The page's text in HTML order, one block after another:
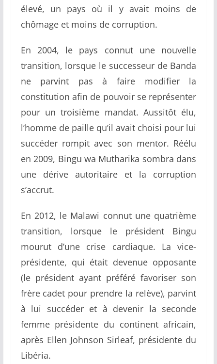
élevé, un pays où il y avait moins de
chômage et moins de corruption.
En 2004, le pays connut une nouvelle
transition, lorsque le successeur de Banda
ne parvint pas à faire modifier la
constitution afin de pouvoir se représenter
pour un troisième mandat. Aussitôt élu,
l’homme de paille qu’il avait choisi pour lui
succéder rompit avec son mentor. Réélu
en 2009, Bingu wa Mutharika sombra dans
une dérive autoritaire et la corruption
s’accrut.
En 2012, le Malawi connut une quatrième
transition, lorsque le président Bingu
mourut d’une crise cardiaque. La vice-
présidente, qui était devenue opposante
(le président ayant préféré favoriser son
frère cadet pour prendre la relève), parvint
à lui succéder et à devenir la seconde
femme présidente du continent africain,
après Ellen Johnson Sirleaf, présidente du
Libéria.